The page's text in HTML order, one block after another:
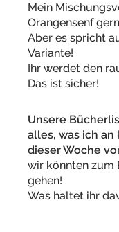
Mein
Orangensenf
Aber es spricht
Variante!
Ihr werdet den
Das ist sicher!
Unsere
alles, was ich
dieser Woche
wir könnten zum
gehen!
Was haltet ihr